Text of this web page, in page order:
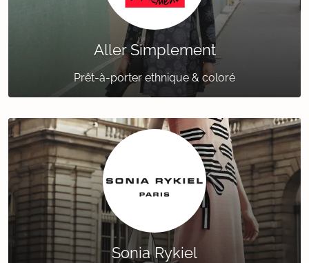
Aller Simplement
Prêt-à-porter ethnique & coloré
Sonia Rykiel